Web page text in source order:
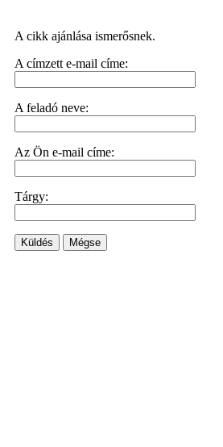
A cikk ajánlása ismerősnek.
A címzett e-mail címe:
A feladó neve:
Az Ön e-mail címe:
Tárgy:
Küldés Mégse